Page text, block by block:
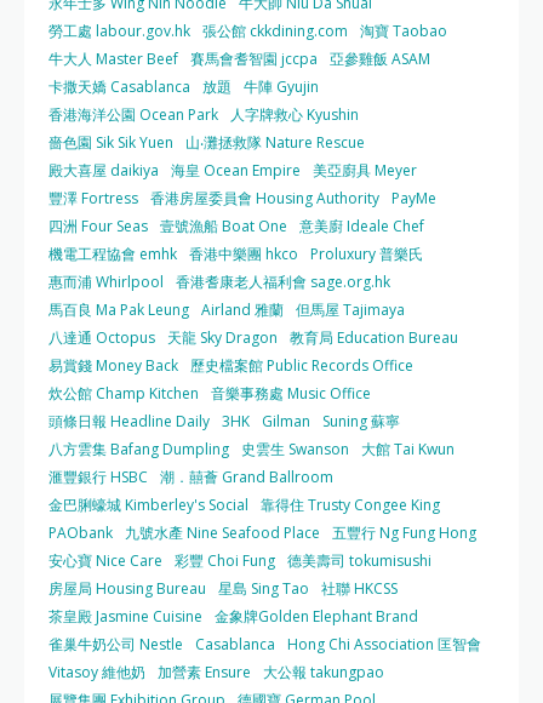
勞工處 labour.gov.hk 張公館 ckkdining.com
淘寶 Taobao
牛大人 Master Beef 賽馬會耆智園 jccpa
亞參雞飯 ASAM
卡撒天嬌 Casablanca
放題
牛陣 Gyujin
香港海洋公園 Ocean Park
人字牌救心 Kyushin
嗇色園 Sik Sik Yuen
山‧灘拯救隊 Nature Rescue
殿大喜屋 daikiya
海皇 Ocean Empire
美亞廚具 Meyer
豐澤 Fortress 香港房屋委員會 Housing Authority PayMe
四洲 Four Seas 壹號漁船 Boat One
意美廚 Ideale Chef
機電工程協會 emhk 香港中樂團 hkco
Proluxury 普樂氏
惠而浦 Whirlpool
香港耆康老人福利會 sage.org.hk
馬百良 Ma Pak Leung Airland 雅蘭 但馬屋 Tajimaya
八達通 Octopus
天龍 Sky Dragon
教育局 Education Bureau
易賞錢 Money Back
歷史檔案館 Public Records Office
炊公館 Champ Kitchen
音樂事務處 Music Office
頭條日報 Headline Daily 3HK Gilman
Suning 蘇寧
八方雲集 Bafang Dumpling
史雲生 Swanson
大館 Tai Kwun
滙豐銀行 HSBC
潮．囍薈 Grand Ballroom
金巴脷蠔城 Kimberley's Social
靠得住 Trusty Congee King
PAObank
九號水產 Nine Seafood Place
五豐行 Ng Fung Hong
安心寶 Nice Care
彩豐 Choi Fung 德美壽司 tokumisushi
房屋局 Housing Bureau
星島 Sing Tao
社聯 HKCSS
茶皇殿 Jasmine Cuisine
金象牌Golden Elephant Brand
雀巢牛奶公司 Nestle
Casablanca
Hong Chi Association 匡智會
Vitasoy 維他奶
加營素 Ensure
大公報 takungpao